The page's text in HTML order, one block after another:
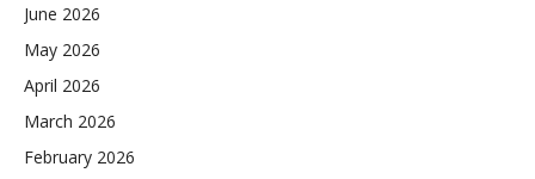
June 2026
May 2026
April 2026
March 2026
February 2026